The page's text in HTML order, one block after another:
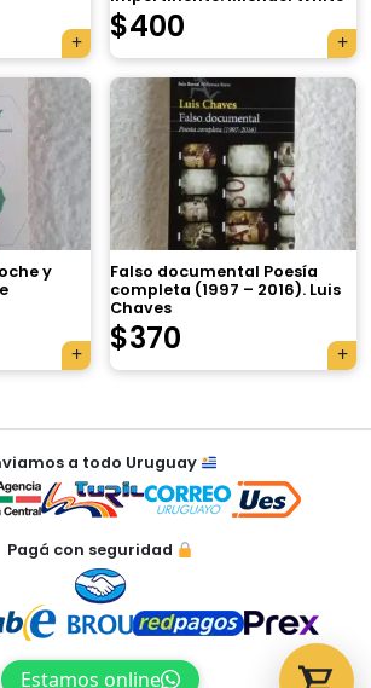
$400
y
Falso documental Poesía
completa (1997 – 2016). Luis
Chaves
$370
a todo Uruguay
Pagá con seguridad
Estamos online
×
carrito está vacío.
un producto y aparecerá acá
automáticamente.